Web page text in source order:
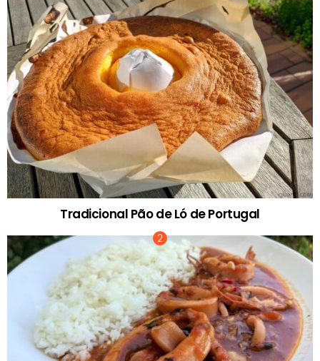
Tradicional Pão de Ló de Portugal